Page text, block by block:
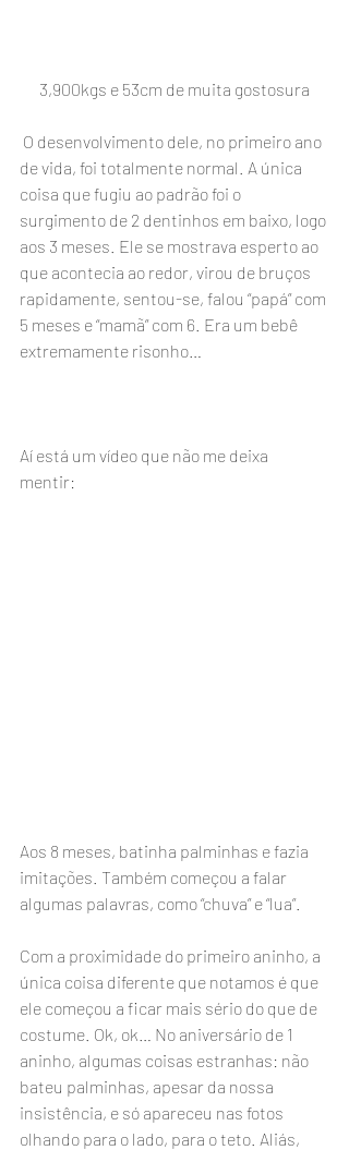
3,900kgs e 53cm de muita gostosura
O desenvolvimento dele, no primeiro ano
de vida, foi totalmente normal. A única
coisa que fugiu ao padrão foi o
surgimento de 2 dentinhos em baixo, logo
aos 3 meses. Ele se mostrava esperto ao
que acontecia ao redor, virou de bruços
rapidamente, sentou-se, falou “papá” com
5 meses e “mamã” com 6. Era um bebê
extremamente risonho…
Aí está um vídeo que não me deixa
mentir:
Aos 8 meses, batinha palminhas e fazia
imitações. Também começou a falar
algumas palavras, como “chuva” e “lua”.
Com a proximidade do primeiro aninho, a
única coisa diferente que notamos é que
ele começou a ficar mais sério do que de
costume. Ok, ok… No aniversário de 1
aninho, algumas coisas estranhas: não
bateu palminhas, apesar da nossa
insistência, e só apareceu nas fotos
olhando para o lado, para o teto. Aliás,